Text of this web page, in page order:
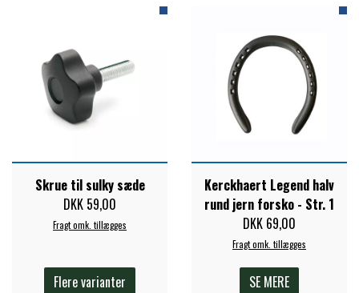
PHARMACARE
PREMIER EQUINE
STAR TACK
Skrue til sulky sæde
DKK 59,00
Fragt omk. tillægges
Flere varianter
Kerckhaert Legend halv
rund jern forsko - Str. 1
DKK 69,00
Fragt omk. tillægges
SE MERE